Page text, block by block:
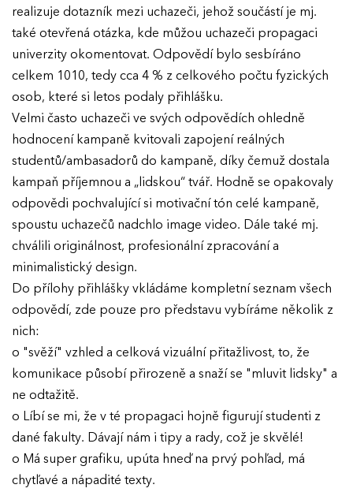
realizuje dotazník mezi uchazeči, jehož součástí je mj.
také otevřená otázka, kde můžou uchazeči propagaci
univerzity okomentovat. Odpovědí bylo sesbíráno
celkem 1010, tedy cca 4 % z celkového počtu fyzických
osob, které si letos podaly přihlášku.
Velmi často uchazeči ve svých odpovědích ohledně
hodnocení kampaně kvitovali zapojení reálných
studentů/ambasadorů do kampaně, díky čemuž dostala
kampaň příjemnou a „lidskou“ tvář. Hodně se opakovaly
odpovědi pochvalující si motivační tón celé kampaně,
spoustu uchazečů nadchlo image video. Dále také mj.
chválili originálnost, profesionální zpracování a
minimalistický design.
Do přílohy přihlášky vkládáme kompletní seznam všech
odpovědí, zde pouze pro představu vybíráme několik z
nich:
o "svěží" vzhled a celková vizuální přitažlivost, to, že
komunikace působí přirozeně a snaží se "mluvit lidsky" a
ne odtažitě.
o Líbí se mi, že v té propagaci hojně figurují studenti z
dané fakulty. Dávají nám i tipy a rady, což je skvělé!
o Má super grafiku, upúta hneď na prvý pohľad, má
chytľavé a nápadité texty.